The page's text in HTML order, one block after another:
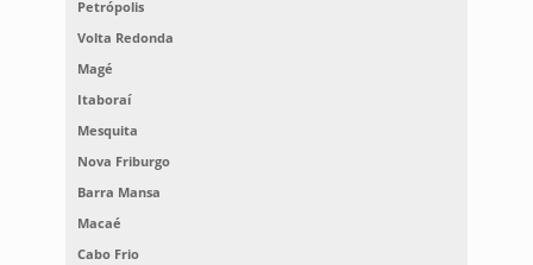
Petrópolis
Volta Redonda
Magé
Itaboraí
Mesquita
Nova Friburgo
Barra Mansa
Macaé
Cabo Frio